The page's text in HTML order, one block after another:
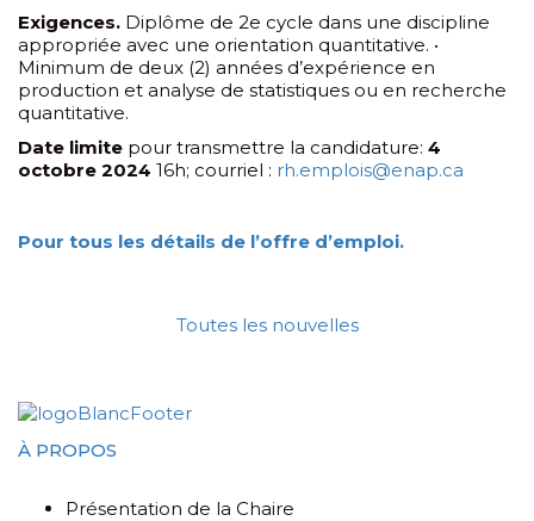
Exigences. Diplôme de 2e cycle dans une discipline
appropriée avec une orientation quantitative. •
Minimum de deux (2) années d’expérience en
production et analyse de statistiques ou en recherche
quantitative.
Date limite pour transmettre la candidature: 4
octobre 2024 16h; courriel : rh.emplois@enap.ca
Pour tous les détails de l’offre d’emploi.
Toutes les nouvelles
À PROPOS
Présentation de la Chaire